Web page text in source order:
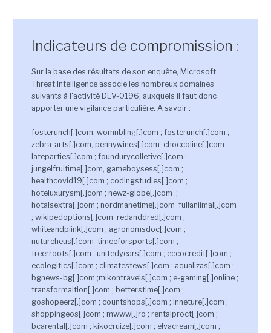
Indicateurs de compromission :
Sur la base des résultats de son enquête, Microsoft
Threat Intelligence associe les nombreux domaines
suivants à l'activité DEV-0196, auxquels il faut donc
apporter une vigilance particulière. A savoir :
fosterunch[.]com, womnbling[.]com ; fosterunch[.]com ;
zebra-arts[.]com, pennywines[.]com choccoline[.]com ;
lateparties[.]com ; foundurycolletive[.]com ;
jungelfruitime[.]com, gameboysess[.]com ;
healthcovid19[.]com ; codingstudies[.]com ;
hoteluxurysm[.]com ; newz-globe[.]com ;
hotalsextra[.]com ; nordmanetime[.]com fullaniimal[.]com
; wikipedoptions[.]com redanddred[.]com ;
whiteandpiink[.]com ; agronomsdoc[.]com ;
nutureheus[.]com timeeforsports[.]com ;
treerroots[.]com ; unitedyears[.]com ; eccocredit[.]com ;
ecologitics[.]com ; climatestews[.]com ; aqualizas[.]com ;
bgnews-bg[.]com ;mikontravels[.]com ; e-gaming[.]online ;
transformaition[.]com ; betterstime[.]com ;
goshopeerz[.]com ; countshops[.]com ; inneture[.]com ;
shoppingeos[.]com ; mwww[.]ro ; rentalproct[.]com ;
bcarental[.]com ; kikocruize[.]com ; elvacream[.]com ;